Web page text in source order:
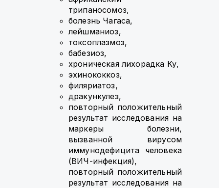
трипаносомоз,
болезнь Чагаса,
лейшманиоз,
токсоплазмоз,
бабезиоз,
хроническая лихорадка Ку,
эхинококкоз,
филяриатоз,
дракункулез,
повторный положительный
результат исследования на
маркеры болезни,
вызванной вирусом
иммунодефицита человека
(ВИЧ-инфекция),
повторный положительный
результат исследования на